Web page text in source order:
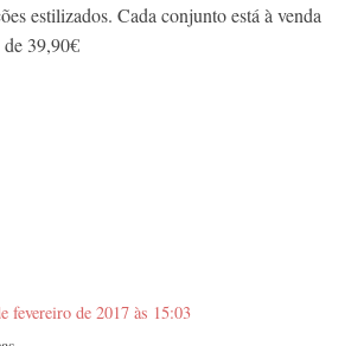
estilizados. Cada conjunto está à venda
39,90€
fevereiro de 2017 às 15:03